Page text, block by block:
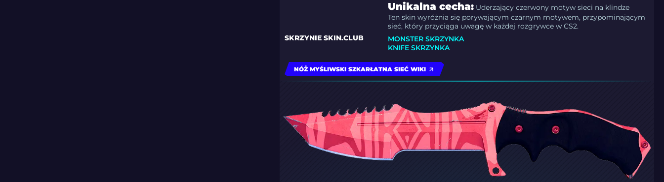
Unikalna cecha: Uderzający czerwony motyw sieci na klindze
Ten skin wyróżnia się porywającym czarnym motywem, przypominającym
sieć, który przyciąga uwagę w każdej rozgrywce w CS2.
SKRZYNIE SKIN.CLUB
MONSTER SKRZYNKA
KNIFE SKRZYNKA
NÓŻ MYŚLIWSKI SZKARŁATNA SIEĆ WIKI